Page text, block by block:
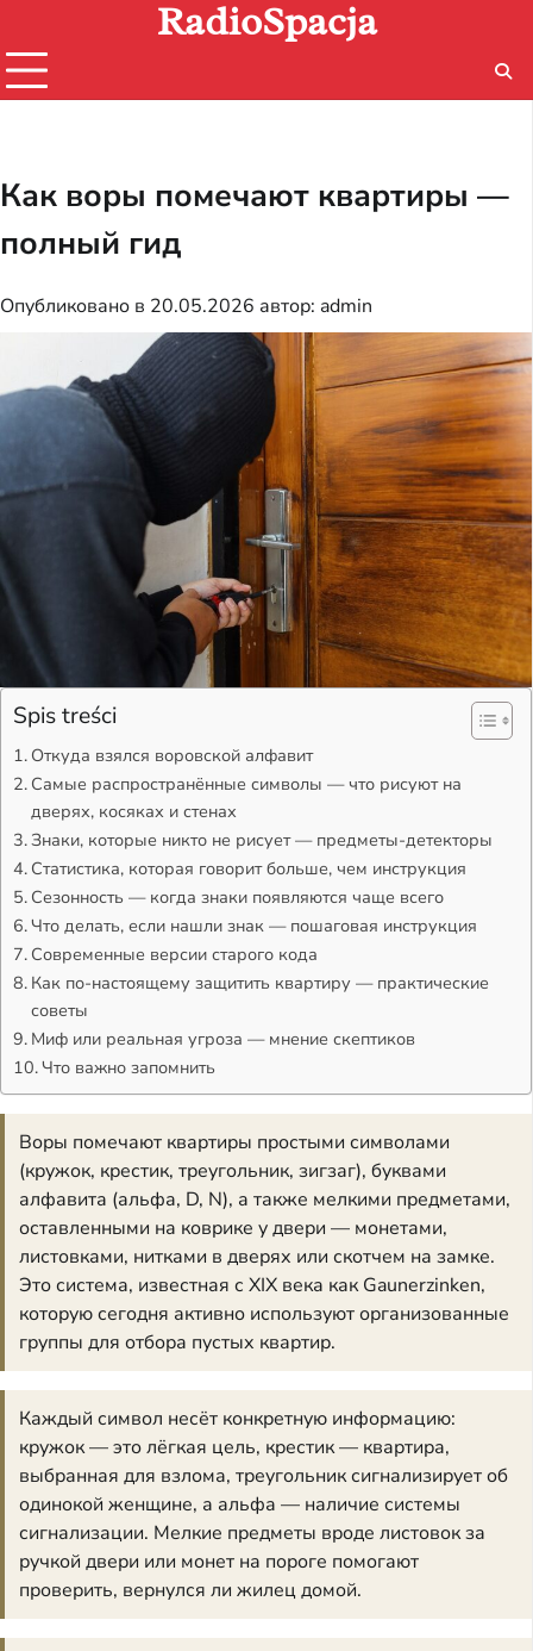
содержимому
RadioSpacja
Как воры помечают квартиры —
полный гид
Опубликовано в 20.05.2026 автор: admin
Spis treści
Откуда взялся воровской алфавит
Самые распространённые символы — что рисуют на
дверях, косяках и стенах
Знаки, которые никто не рисует — предметы-детекторы
Статистика, которая говорит больше, чем инструкция
Сезонность — когда знаки появляются чаще всего
Что делать, если нашли знак — пошаговая инструкция
Современные версии старого кода
Как по-настоящему защитить квартиру — практические
советы
Миф или реальная угроза — мнение скептиков
Что важно запомнить
Воры помечают квартиры простыми символами
(кружок, крестик, треугольник, зигзаг), буквами
алфавита (альфа, D, N), а также мелкими предметами,
оставленными на коврике у двери — монетами,
листовками, нитками в дверях или скотчем на замке.
Это система, известная с XIX века как Gaunerzinken,
которую сегодня активно используют организованные
группы для отбора пустых квартир.
Каждый символ несёт конкретную информацию:
кружок — это лёгкая цель, крестик — квартира,
выбранная для взлома, треугольник сигнализирует об
одинокой женщине, а альфа — наличие системы
сигнализации. Мелкие предметы вроде листовок за
ручкой двери или монет на пороге помогают
проверить, вернулся ли жилец домой.